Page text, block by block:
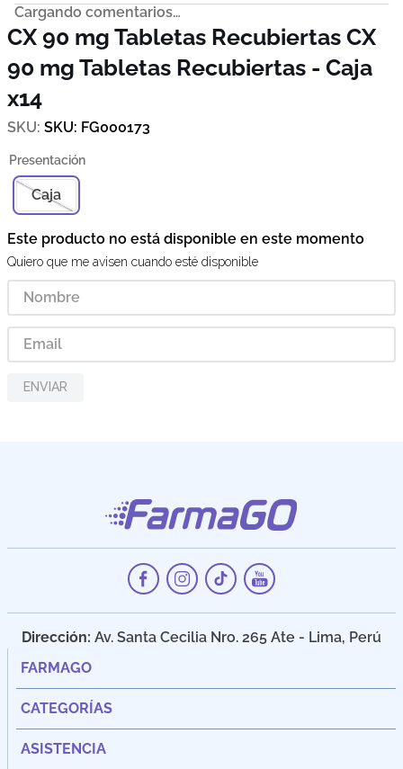
Cargando comentarios…
CX 90 mg Tabletas Recubiertas CX
90 mg Tabletas Recubiertas - Caja
x14
SKU: FG000173
Caja
Este producto no está disponible en este momento
Quiero que me avisen cuando esté disponible
ENVIAR
Dirección: Av. Santa Cecilia Nro. 265 Ate - Lima, Perú
FARMAGO
CATEGORÍAS
ASISTENCIA